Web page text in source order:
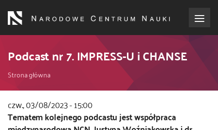
treści
o NCN
dla wnioskodawców
dla realizujących projekty
Podcast nr 7. IMPRESS-U i CHANSE
Ścieżka
nawigacyjna
Strona główna
czw., 03/08/2023 - 15:00
Kod
Tematem kolejnego podcastu jest współpraca